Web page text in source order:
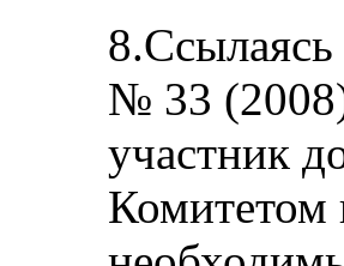
8.Ссылаясь
№ 33
участник
Комитетом